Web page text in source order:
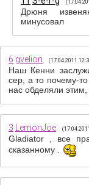
Дрюня
минусовал
6 gvelion (17.04.2011
Наш Кенни
сер, а то почему-
нас обделяли
3 LemonJoe
Gladiator , все
сказанному .